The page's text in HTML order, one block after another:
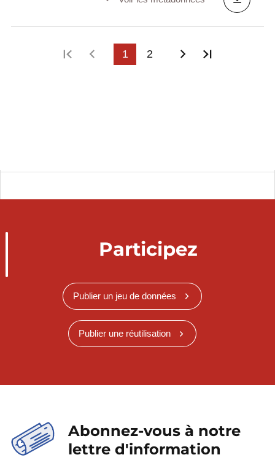
Première page
Page précédente
1 2 Page suivante
Participez
Publier un jeu de données
Publier une réutilisation
Abonnez-vous à notre
lettre d'information